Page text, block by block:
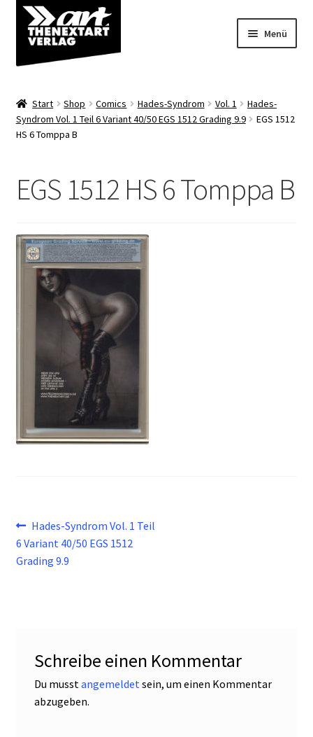
Zur
Navigation
springen
Zum
Inhalt
springen
Menü
Shop
Start Shop Comics Hades-Syndrom Vol. 1
Hades-
Syndrom Vol. 1 Teil 6 Variant 40/50 EGS 1512 Grading 9.9
EGS 1512
HS 6 Tomppa B
EGS 1512 HS 6 Tomppa B
Beitragsnavigation
Vorheriger
Beitrag:
Hades-Syndrom Vol. 1 Teil
6 Variant 40/50 EGS 1512
Grading 9.9
Schreibe einen Kommentar
Du musst angemeldet sein, um einen Kommentar
abzugeben.